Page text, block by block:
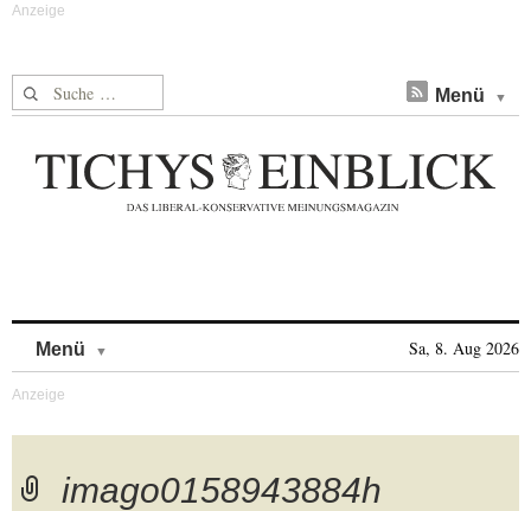
Suche nach: Menü
Menü Sa, 8. Aug 2026
imago0158943884h